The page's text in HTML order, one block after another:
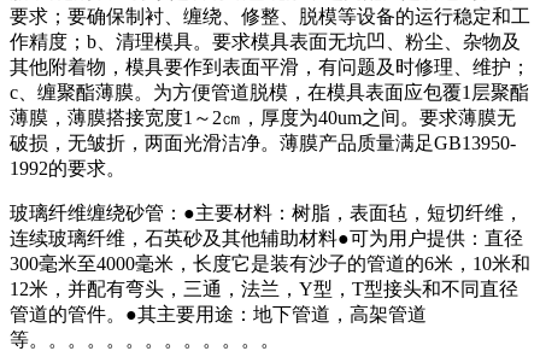
要求；要确保制衬、缠绕、修整、脱模等设备的运行稳定和工
作精度；b、清理模具。要求模具表面无坑凹、粉尘、杂物及
其他附着物，模具要作到表面平滑，有问题及时修理、维护；
c、缠聚酯薄膜。为方便管道脱模，在模具表面应包覆1层聚酯
薄膜，薄膜搭接宽度1～2㎝，厚度为40um之间。要求薄膜无
破损，无皱折，两面光滑洁净。薄膜产品质量满足GB13950-
1992的要求。
玻璃纤维缠绕砂管：●主要材料：树脂，表面毡，短切纤维，
连续玻璃纤维，石英砂及其他辅助材料●可为用户提供：直径
300毫米至4000毫米，长度它是装有沙子的管道的6米，10米和
12米，并配有弯头，三通，法兰，Y型，T型接头和不同直径
管道的管件。●其主要用途：地下管道，高架管道
等。。。。。。。。。。。。。